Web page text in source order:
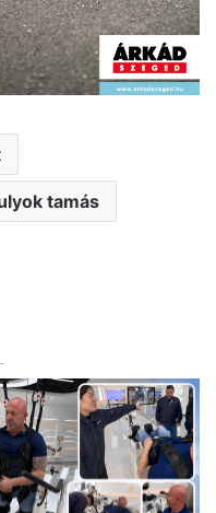
tamás